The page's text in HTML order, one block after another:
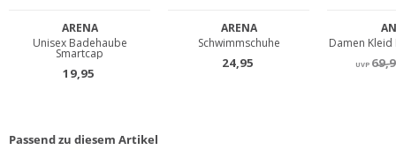
Passend zu diesem Artikel